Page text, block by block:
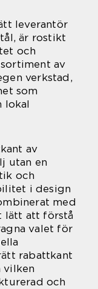
leverantör
är rostikt
och
av
verkstad,
som
lokal
av
utan en
och
i design
med
lätt att förstå
valet för
rabattkant
vilken
och